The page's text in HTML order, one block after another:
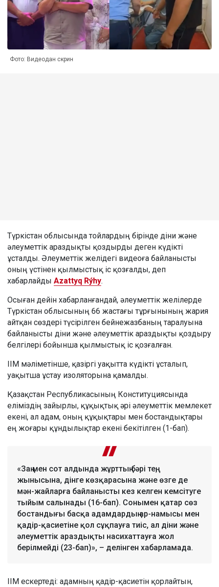
Фото: Видеодан скрин
Түркістан облысында тойлардың бірінде діни және
әлеуметтік араздықты қоздырды деген күдікті
ұсталды. Әлеуметтік желідегі видеоға байланысты
оның үстінен қылмыстық іс қозғалды, деп
хабарлайды Azattyq Rýhy.
Осыған дейін хабарланғандай, әлеуметтік желілерде
Түркістан облысының 66 жастағы тұрғынының жария
айтқан сөздері түсірілген бейнежазбаның таралуына
байланысты діни және әлеуметтік араздықты қоздыру
белгілері бойынша қылмыстық іс қозғалған.
ІІМ мәліметінше, қазіргі уақытта күдікті ұсталып,
уақытша ұстау изоляторына қамалды.
Қазақстан Республикасының Конституциясында
еліміздің зайырлы, құқықтық әрі әлеуметтік мемлекет
екені, ал адам, оның құқықтары мен бостандықтары
ең жоғары құндылықтар екені бекітілген (1-бап).
«Заң мен сот алдында жұрттың бәрі тең,
жынысына, дінге көзқарасына және өзге де
мән-жайларға байланысты кез келген кемсітуге
тыйым салынады (16-бап). Сонымен қатар сөз
бостандығы басқа адамдардың ар-намысы мен
қадір-қасиетіне қол сұқпауға тиіс, ал діни және
әлеуметтік араздықты насихаттауға жол
берілмейді (23-бап)», – делінген хабарламада.
ІІМ ескертеді: адамның қадір-қасиетін қорлайтын,